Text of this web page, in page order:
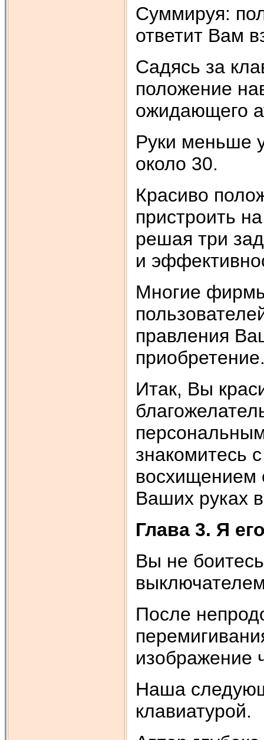
Суммируя:
ответит Вам
Садясь за
положение
ожидающего
Руки меньше
около 30.
Красиво
пристроить
решая три
и
Многие
правления
Итак, Вы
знакомитесь
восхищением
Ваших руках
Глава 3. Я
Вы не
После
изображение
Наша
клавиатурой.